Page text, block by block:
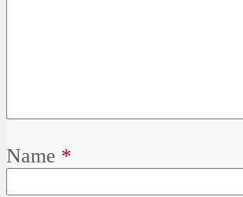
Name *